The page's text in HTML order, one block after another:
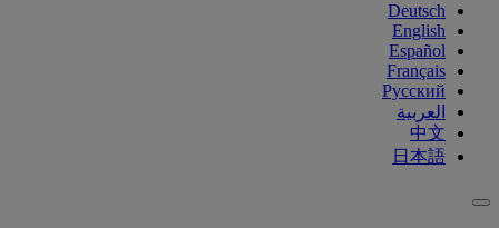
Deutsch
English
Español
Français
Русский
العربية
中文
日本語